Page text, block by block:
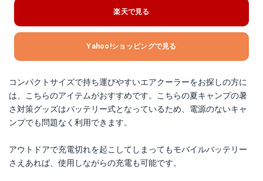
楽天で見る
Yahoo!ショッピングで見る
コンパクトサイズで持ち運びやすいエアクーラーをお探しの方に
は、こちらのアイテムがおすすめです。こちらの夏キャンプの暑
さ対策グッズはバッテリー式となっているため、電源のないキャ
ンプでも問題なく利用できます。
アウトドアで充電切れを起こしてしまってもモバイルバッテリー
さえあれば、使用しながらの充電も可能です。